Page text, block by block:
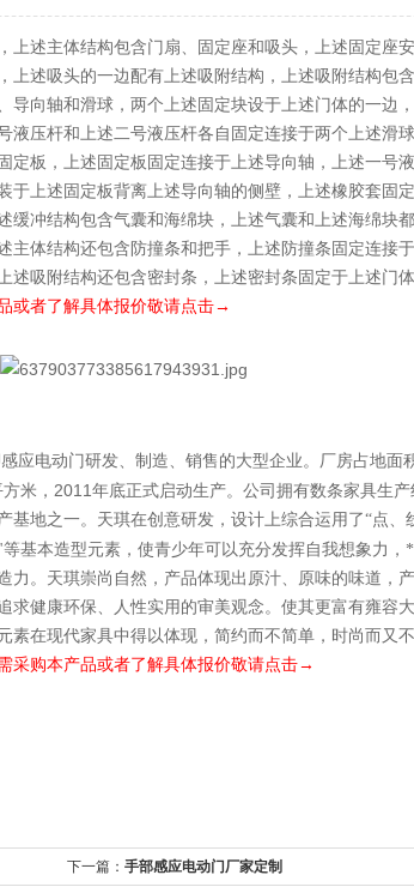
上述主体结构包含门扇、固定座和吸头，上述固定座
上述吸头的一边配有上述吸附结构，上述吸附结构包
导向轴和滑球，两个上述固定块设于上述门体的一边
液压杆和上述二号液压杆各自固定连接于两个上述滑
定板，上述固定板固定连接于上述导向轴，上述一号
于上述固定板背离上述导向轴的侧壁，上述橡胶套固
缓冲结构包含气囊和海绵块，上述气囊和上述海绵块
主体结构还包含防撞条和把手，上述防撞条固定连接
述吸附结构还包含密封条，上述密封条固定于上述门
或者了解具体报价敬请点击→
应电动门研发、制造、销售的大型企业。厂房占地面
米， 2011 年底正式启动生产。公司拥有数条家具生
基地之一。天琪在创意研发，设计上综合运用了“点、
基本造型元素，使青少年可以充分发挥自我想象力，*
力。天琪崇尚自然，产品体现出原汁、原味的味道，
求健康环保、人性实用的审美观念。使其更富有雍容
素在现代家具中得以体现，简约而不简单，时尚而又
采购本产品或者了解具体报价敬请点击→
下一篇： 手部感应电动门厂家定制